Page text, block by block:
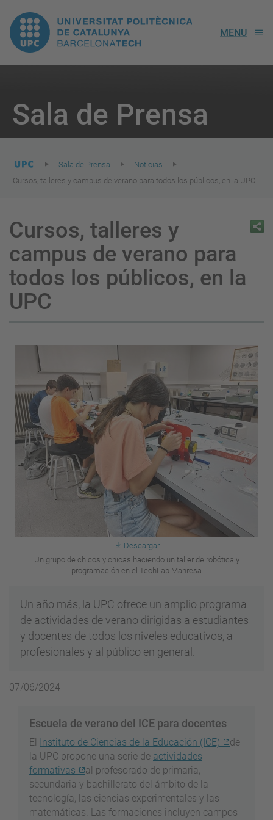
UPC.
Universitat
de
Catalunya
MENU
Sala de Prensa
here:
Sala de Prensa
Noticias
Cursos, talleres y campus de verano para todos los públicos, en la UPC
Cursos, talleres y
campus de verano para
todos los públicos, en la
UPC
Descargar
Un grupo de chicos y chicas haciendo un taller de robótica y
programación en el TechLab Manresa
Un año más, la UPC ofrece un amplio programa
de actividades de verano dirigidas a estudiantes
y docentes de todos los niveles educativos, a
profesionales y al público en general.
07/06/2024
Escuela de verano del ICE para docentes
El Instituto de Ciencias de la Educación (ICE)
de
la UPC propone una serie de actividades
formativas
al profesorado de primaria,
secundaria y bachillerato del ámbito de la
tecnología, las ciencias experimentales y las
matemáticas. Las formaciones incluyen campos